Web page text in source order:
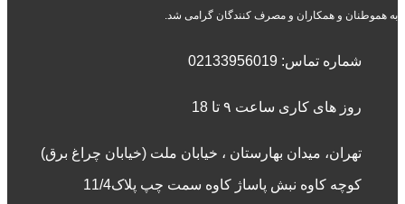
به هموطنان و همکاران و مصرف کنندگان گرامی شد.
شماره تماس: 02133956019
روز های کاری ساعت ۹ تا 18
تهران، میدان بهارستان ، خیابان ملت (خیابان چراغ برق)
کوچه کاوه نبش پاساژ کاوه سمت چپ پلاک11/4